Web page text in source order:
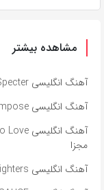
مشاهده بیشتر
آهنگ انگلیسی Specter از Bad Omens به همراه متن و ترجمه مجزا
آهنگ انگلیسی Impose از Bad Omens به همراه متن و ترجمه مجزا
مجزا
آهنگ انگلیسی Lighters از Bad Meets Evil به همراه متن و ترجمه مجزا